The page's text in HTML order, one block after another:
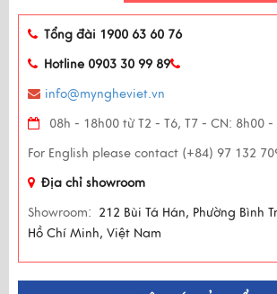
Tổng đài 1900 63 60 76
Hotline 0903 30 99 89
info@myngheviet.vn
08h - 18h00 từ T2 - T6, T7 - CN: 8h00 -
For English please contact (+84) 97 132
Địa chỉ showroom
Showroom: 212 Bùi Tá Hán, Phường Bình
Hồ Chí Minh, Việt Nam